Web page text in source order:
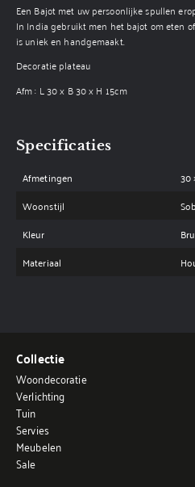
Een Bajot met uw persoonlijke spullen
In India gebruikt men het bajot om eten
is uniek en handgemaakt.
Decoratie plateau
Afm : L 30 x B 30 x H 15cm
Specificaties
Afmetingen
30
Woonstijl
Kleur
Materiaal
Collectie
Woondecoratie
Verlichting
Tuin
Servies
Meubelen
Sale